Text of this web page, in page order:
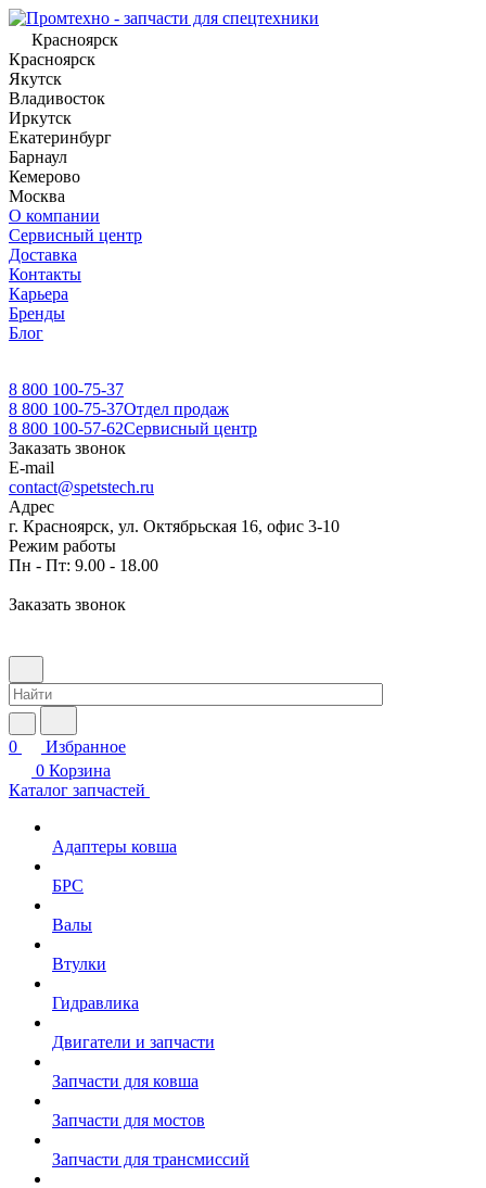
Красноярск
Красноярск
Якутск
Владивосток
Иркутск
Екатеринбург
Барнаул
Кемерово
Москва
О компании
Сервисный центр
Доставка
Контакты
Карьера
Бренды
Блог
8 800 100-75-37
8 800 100-75-37Отдел продаж
8 800 100-57-62Сервисный центр
Заказать звонок
E-mail
contact@spetstech.ru
Адрес
г. Красноярск, ул. Октябрьская 16, офис 3-10
Режим работы
Пн - Пт: 9.00 - 18.00
Заказать звонок
0
Избранное
0 Корзина
Каталог запчастей
Адаптеры ковша
БРС
Валы
Втулки
Гидравлика
Двигатели и запчасти
Запчасти для ковша
Запчасти для мостов
Запчасти для трансмиссий